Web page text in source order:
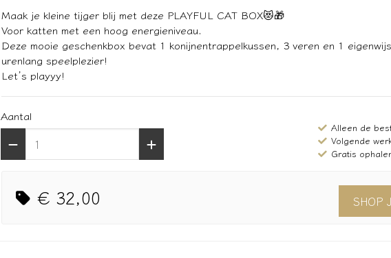
Maak je kleine tijger blij met deze PLAYFUL CAT BOX😻🎁
Voor katten met een hoog energieniveau.
Deze mooie geschenkbox bevat 1 konijnentrappelkussen, 3 veren en 1
urenlang speelplezier!
Let’s playyy!
Aantal
Alleen de
Volgende
Gratis
€ 32,00 SHOP